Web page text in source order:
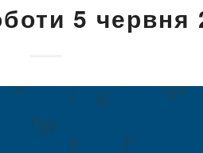
5 червня